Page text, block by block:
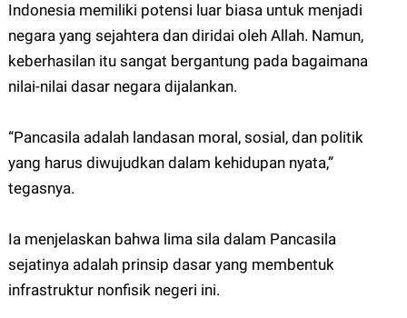
Indonesia memiliki potensi luar biasa untuk menjadi
negara yang sejahtera dan diridai oleh Allah. Namun,
keberhasilan itu sangat bergantung pada bagaimana
nilai-nilai dasar negara dijalankan.
“Pancasila adalah landasan moral, sosial, dan politik
yang harus diwujudkan dalam kehidupan nyata,”
tegasnya.
Ia menjelaskan bahwa lima sila dalam Pancasila
sejatinya adalah prinsip dasar yang membentuk
infrastruktur nonfisik negeri ini.